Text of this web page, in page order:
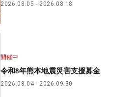
2026.08.05 2026.08.18
開催中
令和8年熊本地震災害支援募金
2026.08.04 2026.09.30